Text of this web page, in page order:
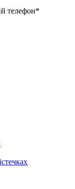
телефон*